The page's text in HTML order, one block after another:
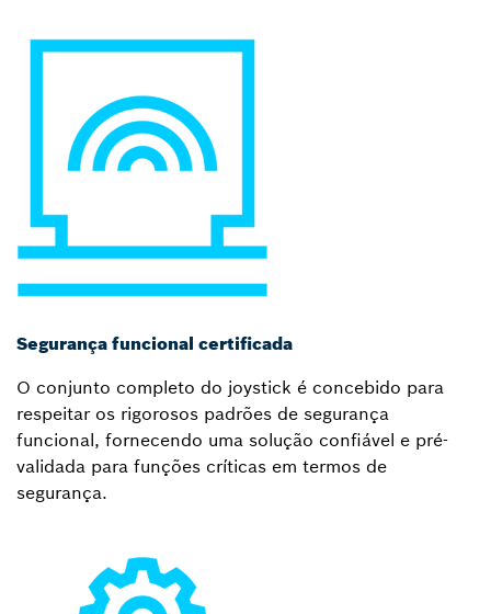
Segurança funcional certificada
O conjunto completo do joystick é concebido para
respeitar os rigorosos padrões de segurança
funcional, fornecendo uma solução confiável e pré-
validada para funções críticas em termos de
segurança.